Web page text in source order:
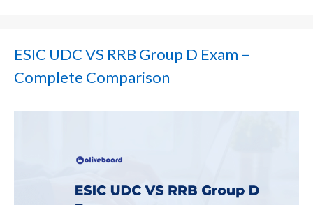
ESIC UDC VS RRB Group D Exam –
Complete Comparison